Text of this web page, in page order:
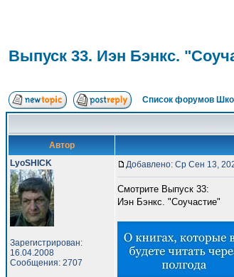
Выпуск 33. Иэн Бэнкс.
Список форумов
Автор
LyoSHICK
Зарегистрирован:
16.04.2008
Сообщения: 2707
Добавлено: Ср Сен 13,
Смотрите Выпуск 33:
Иэн Бэнкс. "Соучастие"